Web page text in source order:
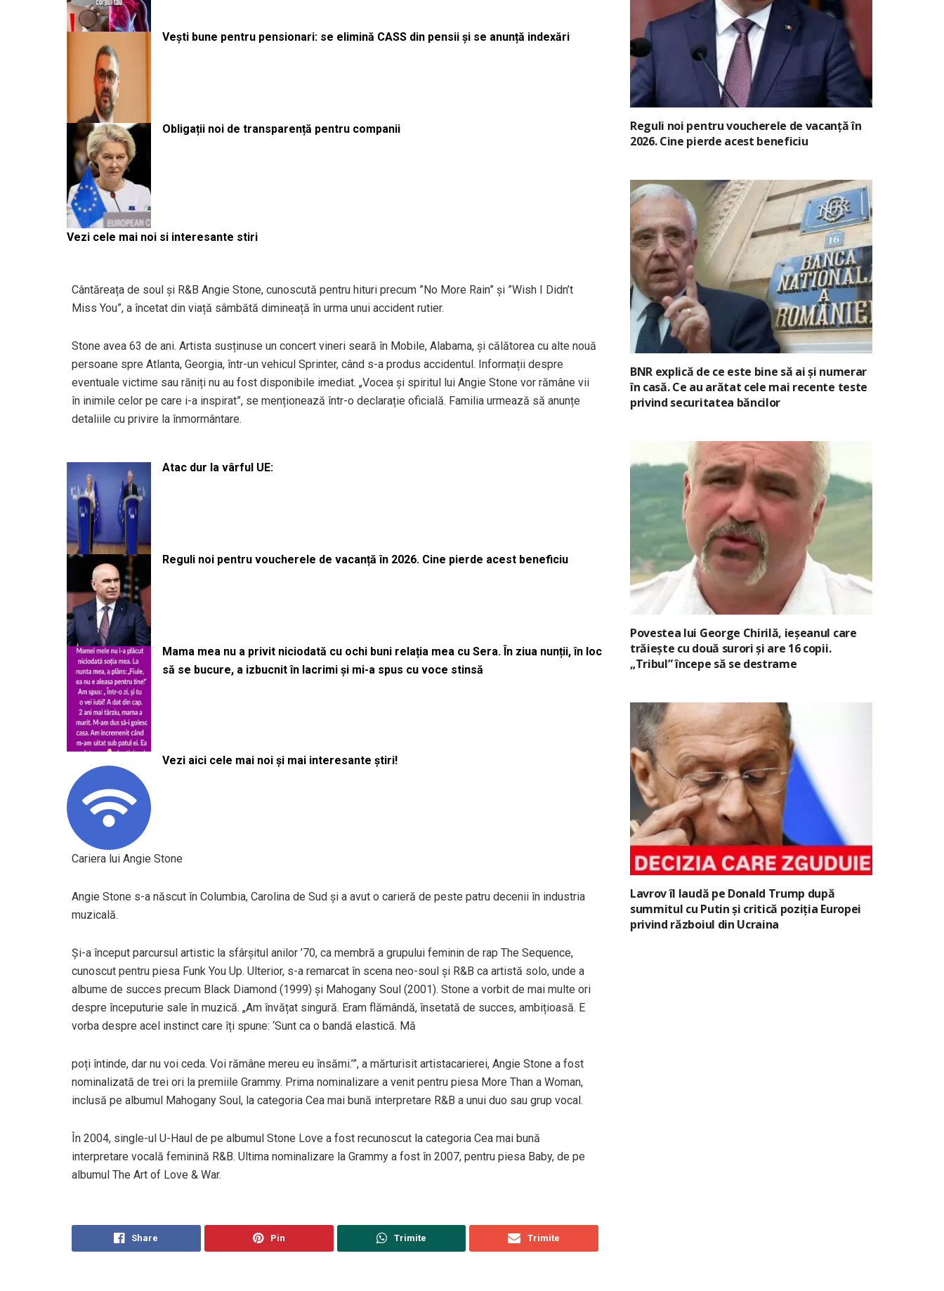
Vești bune pentru pensionari: se elimină CASS din pensii și se anunță indexări
Obligații noi de transparență pentru companii
Vezi cele mai noi si interesante stiri
Cântăreața de soul și R&B Angie Stone, cunoscută pentru hituri precum ”No More Rain” și ”Wish I Didn’t
Miss You”, a încetat din viață sâmbătă dimineață în urma unui accident rutier.
Stone avea 63 de ani. Artista susținuse un concert vineri seară în Mobile, Alabama, și călătorea cu alte nouă
persoane spre Atlanta, Georgia, într-un vehicul Sprinter, când s-a produs accidentul. Informații despre
eventuale victime sau răniți nu au fost disponibile imediat. „Vocea și spiritul lui Angie Stone vor rămâne vii
în inimile celor pe care i-a inspirat”, se menționează într-o declarație oficială. Familia urmează să anunțe
detaliile cu privire la înmormântare.
Atac dur la vârful UE:
Reguli noi pentru voucherele de vacanță în 2026. Cine pierde acest beneficiu
Mama mea nu a privit niciodată cu ochi buni relația mea cu Sera. În ziua nunții, în loc
să se bucure, a izbucnit în lacrimi și mi-a spus cu voce stinsă
Vezi aici cele mai noi și mai interesante știri!
Cariera lui Angie Stone
Angie Stone s-a născut în Columbia, Carolina de Sud și a avut o carieră de peste patru decenii în industria
muzicală.
Și-a început parcursul artistic la sfârșitul anilor ’70, ca membră a grupului feminin de rap The Sequence,
cunoscut pentru piesa Funk You Up. Ulterior, s-a remarcat în scena neo-soul și R&B ca artistă solo, unde a
albume de succes precum Black Diamond (1999) și Mahogany Soul (2001). Stone a vorbit de mai multe ori
despre începuturie sale în muzică. „Am învățat singură. Eram flămândă, însetată de succes, ambițioasă. E
vorba despre acel instinct care îți spune: ‘Sunt ca o bandă elastică. Mă
poți întinde, dar nu voi ceda. Voi rămâne mereu eu însămi.’”, a mărturisit artistacarierei, Angie Stone a fost
nominalizată de trei ori la premiile Grammy. Prima nominalizare a venit pentru piesa More Than a Woman,
inclusă pe albumul Mahogany Soul, la categoria Cea mai bună interpretare R&B a unui duo sau grup vocal.
În 2004, single-ul U-Haul de pe albumul Stone Love a fost recunoscut la categoria Cea mai bună
interpretare vocală feminină R&B. Ultima nominalizare la Grammy a fost în 2007, pentru piesa Baby, de pe
albumul The Art of Love & War.
Share Pin Trimite Trimite
Reguli noi pentru voucherele de vacanță în
2026. Cine pierde acest beneficiu
BNR explică de ce este bine să ai și numerar
în casă. Ce au arătat cele mai recente teste
privind securitatea băncilor
Povestea lui George Chirilă, ieșeanul care
trăiește cu două surori și are 16 copii.
„Tribul” începe să se destrame
Lavrov îl laudă pe Donald Trump după
summitul cu Putin și critică poziția Europei
privind războiul din Ucraina